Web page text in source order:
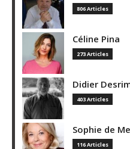
806 Articles
Céline Pina
273 Articles
Didier
403 Articles
Sophie de
116 Articles